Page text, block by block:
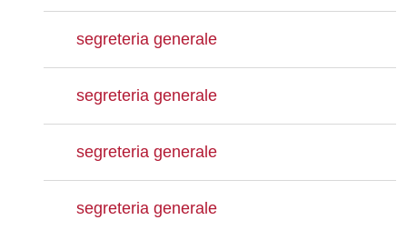
segreteria generale
segreteria generale
segreteria generale
segreteria generale